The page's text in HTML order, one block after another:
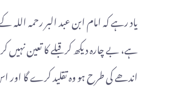
یاد رہے کہ امام ابن عبد البر رحمہ
ہے، بے چارہ دیکھ کر قبلے کا تعین
اندھے کی طرح ہو وہ تقلید کرے گا اور